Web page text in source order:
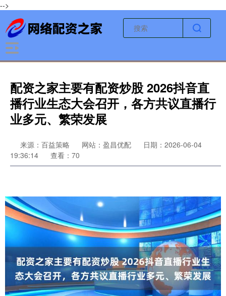
-->
配资之家主要有配资炒股 2026抖音直
播行业生态大会召开，各方共议直播行
业多元、繁荣发展
来源：百益策略 网站：盈昌优配
日期：2026-06-04
19:36:14
查看：70